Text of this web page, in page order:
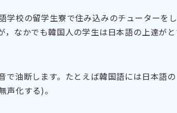
学校の留学生寮で住み込みのチューターを
，なかでも韓国人の学生は日本語の上達が
で油断します。たとえば韓国語には日本語
声化する)。